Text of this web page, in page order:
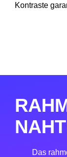
Kontraste
Das